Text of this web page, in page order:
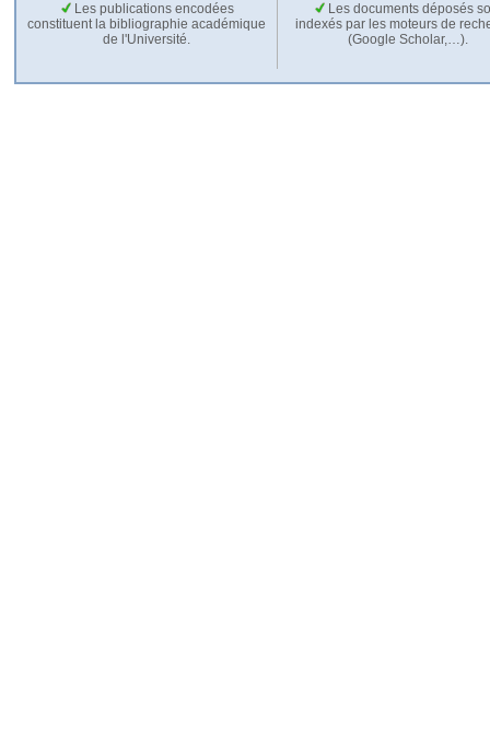
Les publications encodées
constituent la bibliographie académique
de l'Université.
Les documents déposés
indexés par les moteurs de
(Google Scholar,…).